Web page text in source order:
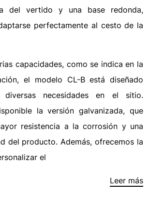
del vertido y una base redonda,
perfectamente al cesto de la
capacidades, como se indica en la
el modelo CL-B está diseñado
diversas necesidades en el sitio.
la versión galvanizada, que
resistencia a la corrosión y una
del producto. Además, ofrecemos la
el
Leer más